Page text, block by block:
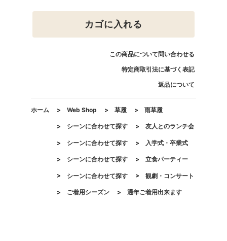
カゴに入れる
この商品について問い合わせる
特定商取引法に基づく表記
返品について
ホーム > Web Shop > 草履 > 雨草履
> シーンに合わせて探す > 友人とのランチ会
> シーンに合わせて探す > 入学式・卒業式
> シーンに合わせて探す > 立食パーティー
> シーンに合わせて探す > 観劇・コンサート
> ご着用シーズン > 通年ご着用出来ます